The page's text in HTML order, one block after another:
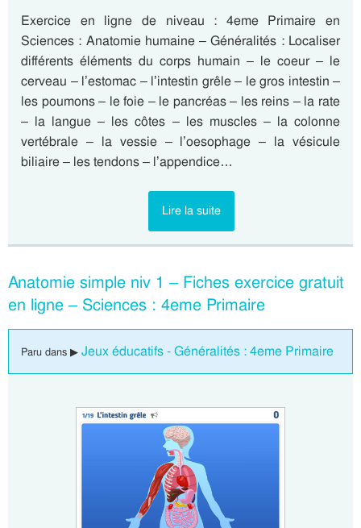
Exercice en ligne de niveau : 4eme Primaire en
Sciences : Anatomie humaine – Généralités : Localiser
différents éléments du corps humain – le coeur – le
cerveau – l’estomac – l’intestin grêle – le gros intestin –
les poumons – le foie – le pancréas – les reins – la rate
– la langue – les côtes – les muscles – la colonne
vertébrale – la vessie – l’oesophage – la vésicule
biliaire – les tendons – l’appendice…
Lire la suite
Anatomie simple niv 1 – Fiches exercice gratuit
en ligne – Sciences : 4eme Primaire
Paru dans ▶ Jeux éducatifs - Généralités : 4eme Primaire